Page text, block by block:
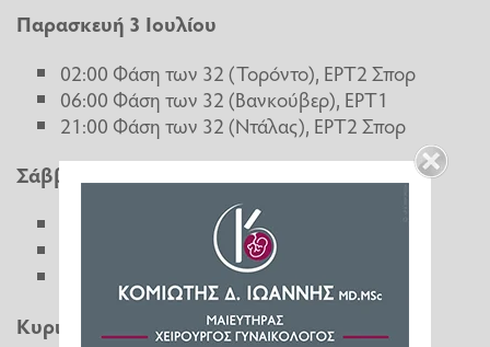
Παρασκευή 3 Ιουλίου
02:00 Φάση των 32 (Τορόντο), ΕΡΤ2 Σπορ
06:00 Φάση των 32 (Βανκούβερ), ΕΡΤ1
21:00 Φάση των 32 (Ντάλας), ΕΡΤ2 Σπορ
Σάββατο 4 Ιουλίου
01:00 Φάση των 32 (Μαϊάμι), ΕΡΤ2 Σπορ
04:30 Φάση των 32 (Κάνσας), ΕΡΤ1
20:00 Φάση των 16 (Χιούστον), ΕΡΤ2 Σπορ
Κυριακή 5 Ιουλίου